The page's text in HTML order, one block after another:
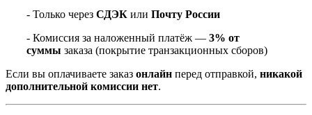
- Только через СДЭК или Почту России
- Комиссия за наложенный платёж — 3% от
суммы заказа (покрытие транзакционных сборов)
Если вы оплачиваете заказ онлайн перед отправкой, никакой
дополнительной комиссии нет.